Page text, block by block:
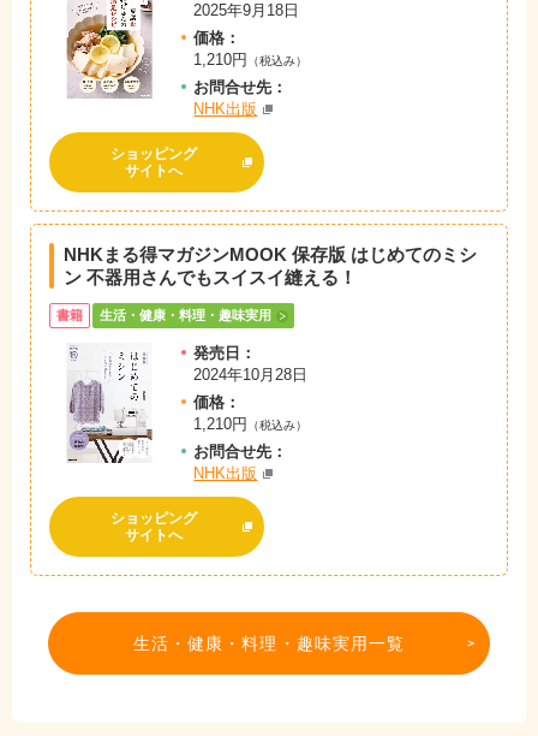
2025年9月18日
価格：
1,210円
（税込み）
お問合せ先：
NHK出版
ショッピング
サイトへ
NHKまる得マガジンMOOK 保存版 はじめてのミシ
ン 不器用さんでもスイスイ縫える！
書籍 生活・健康・料理・趣味実用
発売日：
2024年10月28日
価格：
1,210円
（税込み）
お問合せ先：
NHK出版
ショッピング
サイトへ
生活・健康・料理・趣味実用一覧